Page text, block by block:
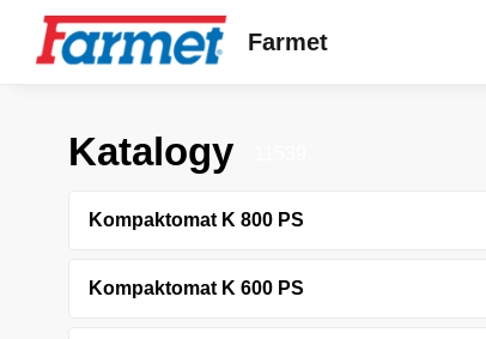
Farmet
Katalogy
Kompaktomat K 800 PS
Kompaktomat K 600 PS